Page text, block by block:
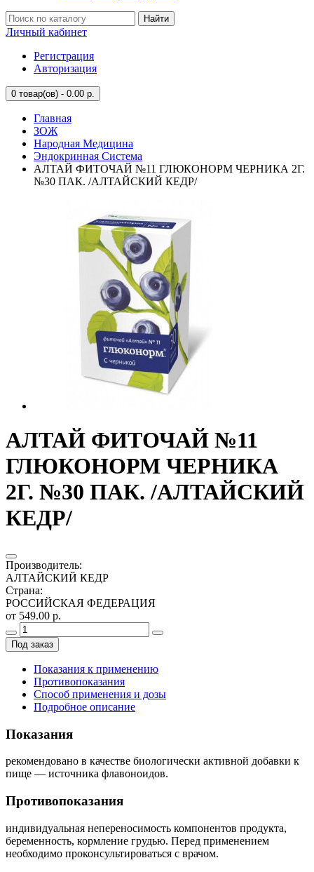
Найти
Личный кабинет
Регистрация
Авторизация
0 товар(ов) - 0.00 р.
Главная
ЗОЖ
Народная Медицина
Эндокринная Система
АЛТАЙ ФИТОЧАЙ №11 ГЛЮКОНОРМ ЧЕРНИКА 2Г.
№30 ПАК. /АЛТАЙСКИЙ КЕДР/
АЛТАЙ ФИТОЧАЙ №11
ГЛЮКОНОРМ ЧЕРНИКА
2Г. №30 ПАК. /АЛТАЙСКИЙ
КЕДР/
Производитель:
АЛТАЙСКИЙ КЕДР
Страна:
РОССИЙСКАЯ ФЕДЕРАЦИЯ
от 549.00 р.
Под заказ
Показания к применению
Противопоказания
Способ применения и дозы
Подробное описание
Показания
рекомендовано в качестве биологически активной добавки к
пище — источника флавоноидов.
Противопоказания
индивидуальная непереносимость компонентов продукта,
беременность, кормление грудью. Перед применением
необходимо проконсультироваться с врачом.